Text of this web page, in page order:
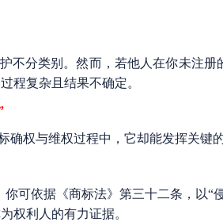
不分类别。然而，若他人在你未注
程复杂且结果不确定。
确权与维权过程中，它却能发挥关键
可依据《商标法》第三十二条，以“
权利人的有力证据。